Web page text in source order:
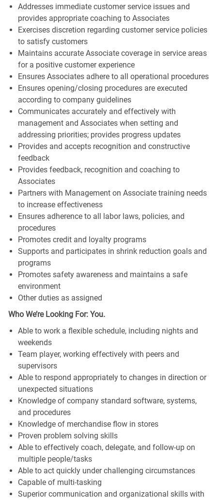
Addresses immediate customer service issues and
provides appropriate coaching to Associates
Exercises discretion regarding customer service policies
to satisfy customers
Maintains accurate Associate coverage in service areas
for a positive customer experience
Ensures Associates adhere to all operational procedures
Ensures opening/closing procedures are executed
according to company guidelines
Communicates accurately and effectively with
management and Associates when setting and
addressing priorities; provides progress updates
Provides and accepts recognition and constructive
feedback
Provides feedback, recognition and coaching to
Associates
Partners with Management on Associate training needs
to increase effectiveness
Ensures adherence to all labor laws, policies, and
procedures
Promotes credit and loyalty programs
Supports and participates in shrink reduction goals and
programs
Promotes safety awareness and maintains a safe
environment
Other duties as assigned
Who We’re Looking For: You.
Able to work a flexible schedule, including nights and
weekends
Team player, working effectively with peers and
supervisors
Able to respond appropriately to changes in direction or
unexpected situations
Knowledge of company standard software, systems,
and procedures
Knowledge of merchandise flow in stores
Proven problem solving skills
Able to effectively coach, delegate, and follow-up on
multiple people/tasks
Able to act quickly under challenging circumstances
Capable of multi-tasking
Superior communication and organizational skills with